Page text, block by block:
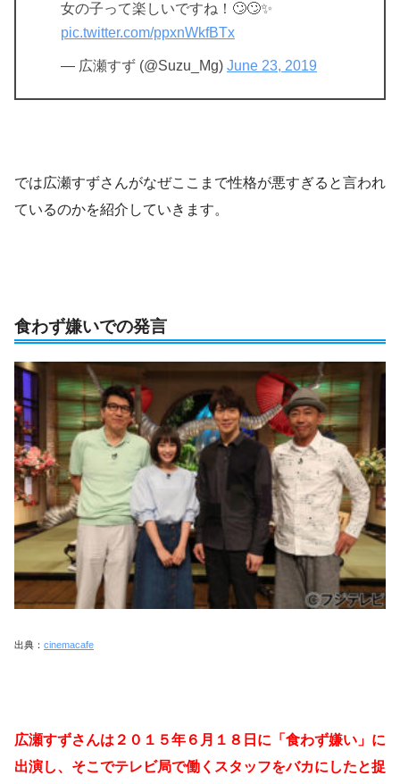
女の子って楽しいですね！🙄🙄✨
pic.twitter.com/ppxnWkfBTx
— 広瀬すず (@Suzu_Mg) June 23, 2019
では広瀬すずさんがなぜここまで性格が悪すぎると言われ
ているのかを紹介していきます。
食わず嫌いでの発言
出典： cinemacafe
広瀬すずさんは２０１５年６月１８日に「食わず嫌い」に
出演し、そこでテレビ局で働くスタッフをバカにしたと捉